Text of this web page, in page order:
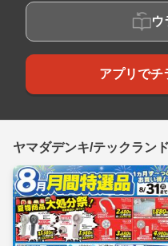
ウ
アプリでチ
ヤマダデンキ/テックラン